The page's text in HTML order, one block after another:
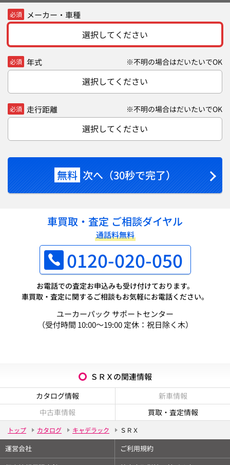
必須 メーカー・車種
選択してください
必須 年式 ※不明の場合はだいたいでOK
選択してください
必須 走行距離 ※不明の場合はだいたいでOK
選択してください
無料 次へ（30秒で完了）
車買取・査定 ご相談ダイヤル
通話料無料
0120-020-050
お電話での査定お申込みも受け付けております。
車買取・査定に関するご相談もお気軽にお電話ください。
ユーカーパック サポートセンター
（受付時間 10:00～19:00 定休：祝日除く木）
ＳＲＸの関連情報
カタログ情報
新車情報
中古車情報
買取・査定情報
トップ カタログ キャデラック ＳＲＸ
運営会社
ご利用規約